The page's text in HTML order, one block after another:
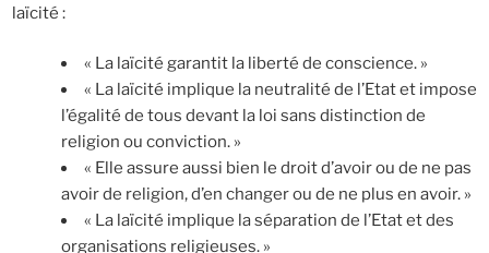
laïcité :
« La laïcité garantit la liberté de conscience. »
« La laïcité implique la neutralité de l’Etat et impose
l’égalité de tous devant la loi sans distinction de
religion ou conviction. »
« Elle assure aussi bien le droit d’avoir ou de ne pas
avoir de religion, d’en changer ou de ne plus en avoir. »
« La laïcité implique la séparation de l’Etat et des
organisations religieuses. »